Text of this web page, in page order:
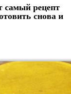
самый рецепт
снова и